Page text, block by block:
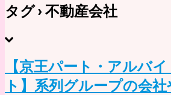
タグ › 不動産会社
【京王パート・アルバ
ト】系列グループの会